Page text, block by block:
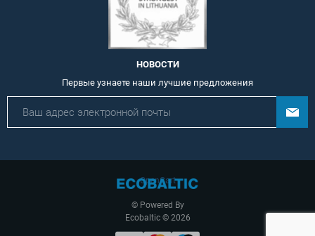
НОВОСТИ
Первые узнаете наши лучшие предложения
© Powered By
OpenCart
Ecobaltic © 2026